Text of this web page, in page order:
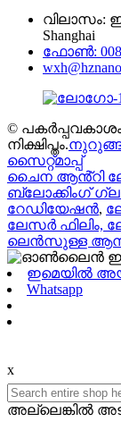
വിലാസം:
Shanghai
ഫോൺ: 0086-
©
നിക്ഷിപ്തം.
സൈറ്റ്മാപ്പ്
ചൈന ആൻ്റി
ബ്ലോക്കിംഗ്
റേഡിയേഷൻ,
ലേസർ ഫിലിം,
ലെൻസുള്ള
ഇമെയിൽ
Whatsapp
x
അല്ലെങ്കിൽ